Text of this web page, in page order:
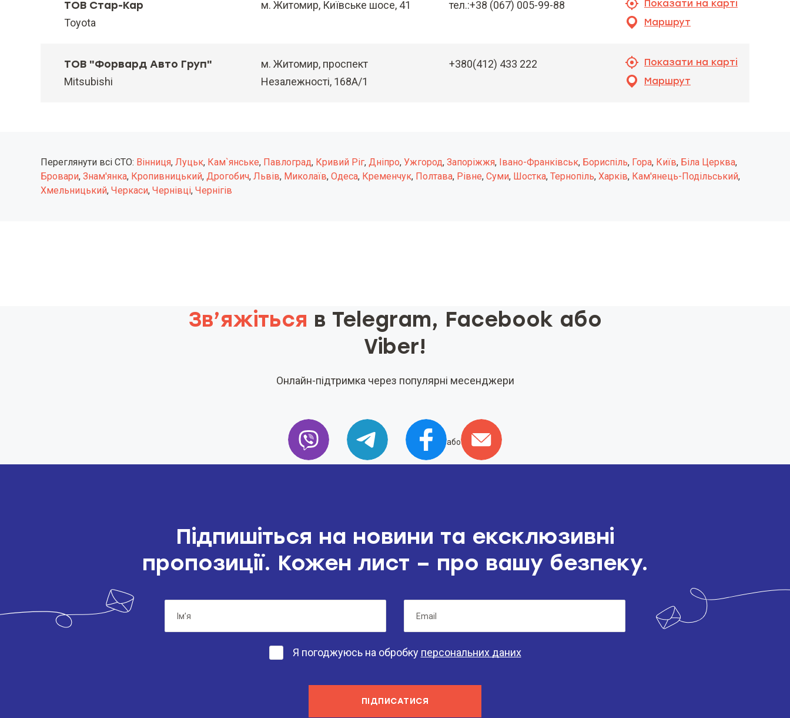
ТОВ Стар-Кар
Toyota
м. Житомир, Київське шосе, 41 тел.:+38 (067) 005-99-88
Показати на карті
Маршрут
ТОВ "Форвард Авто Груп"
Mitsubishi
м. Житомир, проспект
Незалежності, 168А/1
+380(412) 433 222
Показати на карті
Маршрут
Переглянути всі СТО: Вінниця, Луцьк, Кам`янське, Павлоград, Кривий Ріг, Дніпро, Ужгород, Запоріжжя, Івано-Франківськ, Бориспіль, Гора, Київ, Біла Церква,
Бровари, Знам'янка, Кропивницький, Дрогобич, Львів, Миколаїв, Одеса, Кременчук, Полтава, Рівне, Суми, Шостка, Тернопіль, Харків, Кам'янець-Подільський,
Хмельницький, Черкаси, Чернівці, Чернігів
Зв’яжіться в Telegram, Facebook або
Viber!
Онлайн-підтримка через популярні месенджери
або
Підпишіться на новини та ексклюзивні
пропозиції. Кожен лист – про вашу безпеку.
Я погоджуюсь на обробку персональних даних
ПІДПИСАТИСЯ